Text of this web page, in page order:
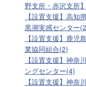
野支所・赤沢支所
【設置支援】高知
黒潮実感センター
【設置支援】鹿児
業協同組合(2)
【設置支援】神奈
ングセンター(4)
【設置支援】神奈